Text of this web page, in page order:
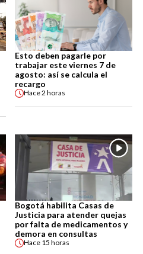
Esto deben pagarle por
trabajar este viernes 7 de
agosto: así se calcula el
recargo
Hace2 horas
Bogotá habilita Casas de
Justicia para atender quejas
por falta de medicamentos y
demora en consultas
Hace 15 horas